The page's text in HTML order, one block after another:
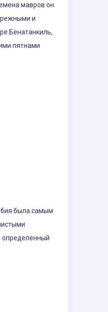
мавров он
и
Бенатанкиль,
пятнами
была самым
определенный